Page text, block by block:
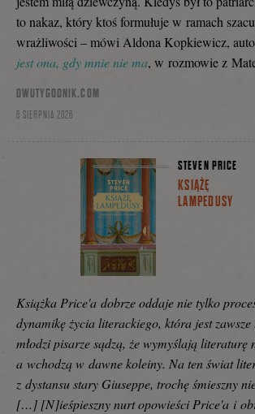
to nakaz, który ktoś formułuje w ramach
wrażliwości – mówi Aldona Kopkiewicz,
jest ona, gdy mnie nie ma, w rozmowie z
DWUTYGODNIK.COM
6 SIERPNIA 2026
STEVEN PRICE
KSIĄŻĘ
LAMPEDUSY
Książka Price'a dobrze oddaje nie tylko
dynamikę życia literackiego, która jest zawsze
młodzi pisarze sądzą, że wymyślają literaturę
a wchodzą w dawne koleiny. Na ten świat
z dystansu stary Giuseppe, trochę śmieszny
[…] [N]ieśpieszny nurt opowieści Price'a i